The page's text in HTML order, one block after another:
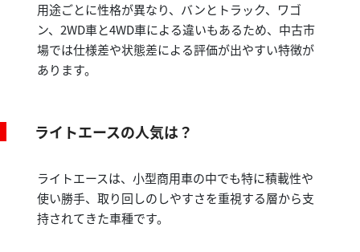
用途ごとに性格が異なり、バンとトラック、ワゴ
ン、2WD車と4WD車による違いもあるため、中古市
場では仕様差や状態差による評価が出やすい特徴が
あります。
ライトエースの人気は？
ライトエースは、小型商用車の中でも特に積載性や
使い勝手、取り回しのしやすさを重視する層から支
持されてきた車種です。